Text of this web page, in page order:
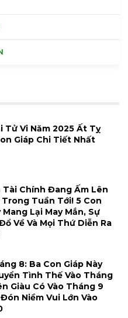
Tử Vi Năm 2025 Ất Tỵ
Giáp Chi Tiết Nhất
Tài Chính Đang Ấm Lên
Tuần Tới! 5 Con
Mang Lại May Mắn, Sự
Về Và Mọi Thứ Diễn Ra
8: Ba Con Giáp Này
Tình Thế Vào Tháng
Giàu Có Vào Tháng 9
Niềm Vui Lớn Vào